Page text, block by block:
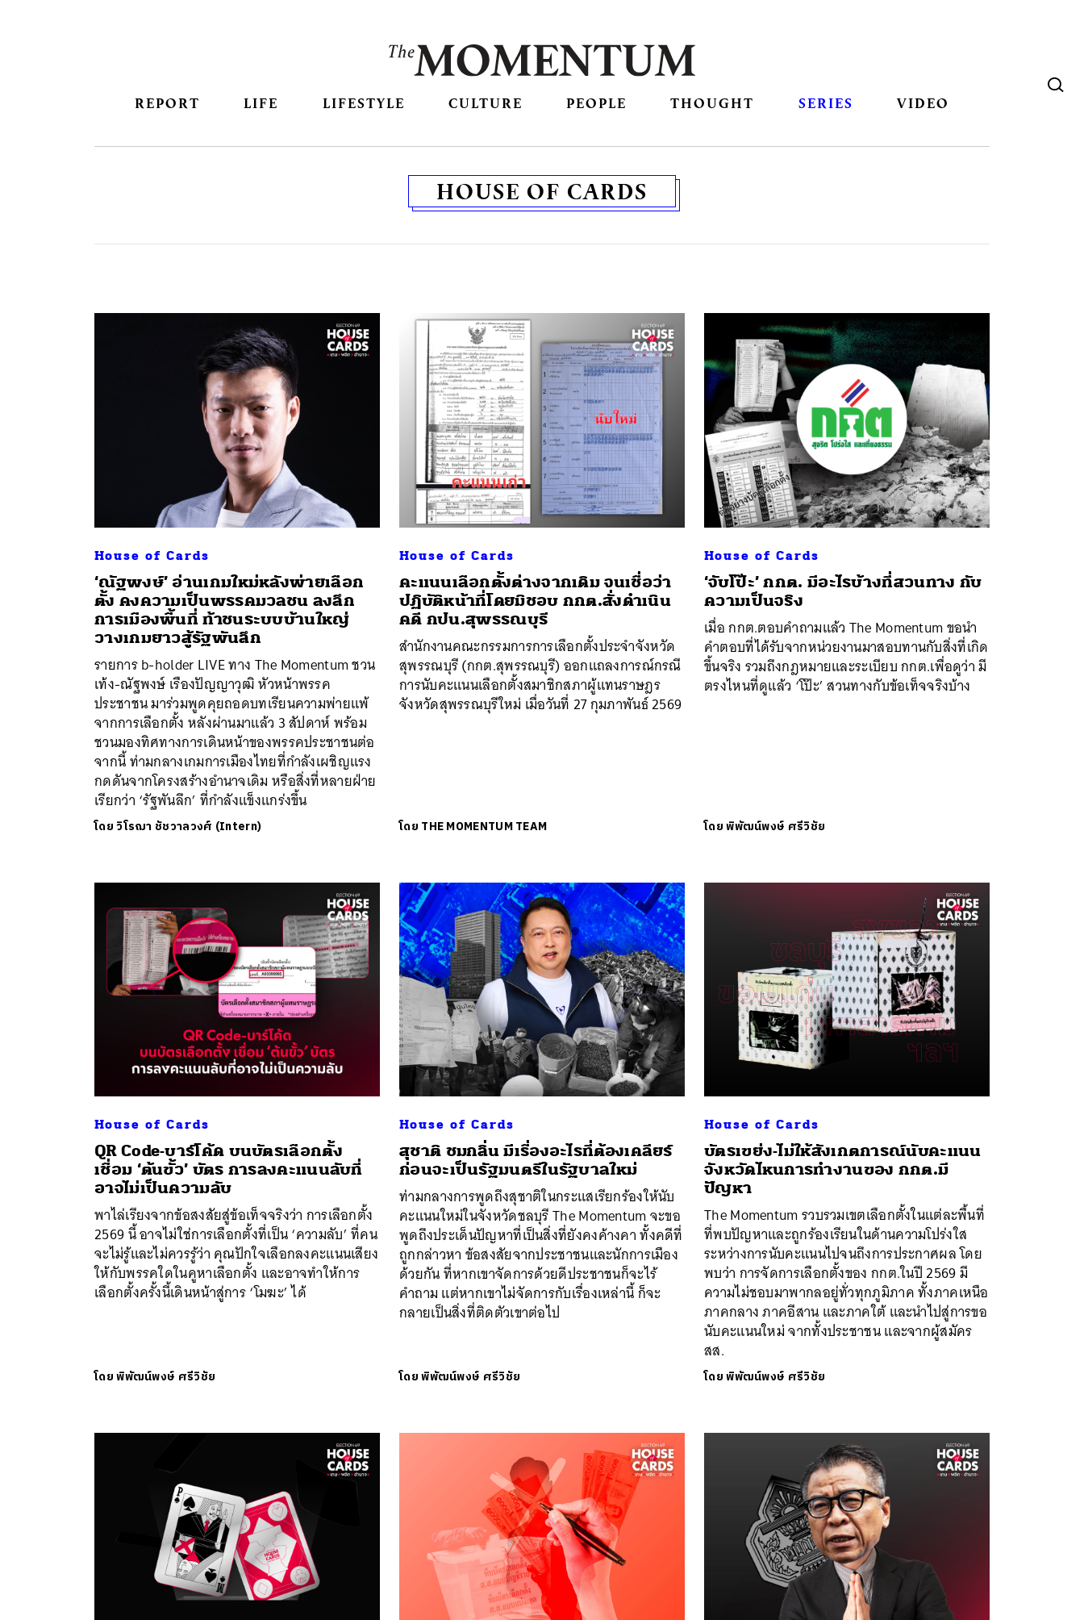
REPORT LIFE LIFESTYLE CULTURE PEOPLE THOUGHT SERIES VIDEO
HOUSE OF CARDS
House of Cards
‘ณัฐพงษ์’ อ่านเกมใหม่หลังพ่ายเลือก
ตั้ง คงความเป็นพรรคมวลชน ลงลึก
การเมืองพื้นที่ ท้าชนระบบบ้านใหญ่
วางเกมยาวสู้รัฐพันลึก
รายการ b-holder LIVE ทาง The Momentum ชวน
เท้ง-ณัฐพงษ์ เรืองปัญญาวุฒิ หัวหน้าพรรค
ประชาชน มาร่วมพูดคุยถอดบทเรียนความพ่ายแพ้
จากการเลือกตั้ง หลังผ่านมาแล้ว 3 สัปดาห์ พร้อม
ชวนมองทิศทางการเดินหน้าของพรรคประชาชนต่อ
จากนี้ ท่ามกลางเกมการเมืองไทยที่กำลังเผชิญแรง
กดดันจากโครงสร้างอำนาจเดิม หรือสิ่งที่หลายฝ่าย
เรียกว่า ‘รัฐพันลึก’ ที่กำลังแข็งแกร่งขึ้น
โดยวิโรฌา ชัชวาลวงศ์ (Intern)
House of Cards
คะแนนเลือกตั้งต่างจากเดิม จนเชื่อว่า
ปฏิบัติหน้าที่โดยมิชอบ กกต.สั่งดำเนิน
คดี กปน.สุพรรณบุรี
สำนักงานคณะกรรมการการเลือกตั้งประจำจังหวัด
สุพรรณบุรี (กกต.สุพรรณบุรี) ออกแถลงการณ์กรณี
การนับคะแนนเลือกตั้งสมาชิกสภาผู้แทนราษฎร
จังหวัดสุพรรณบุรีใหม่ เมื่อวันที่ 27 กุมภาพันธ์ 2569
โดย THE MOMENTUM TEAM
House of Cards
‘จับโป๊ะ’ กกต. มีอะไรบ้างที่สวนทาง กับ
ความเป็นจริง
เมื่อ กกต.ตอบคำถามแล้ว The Momentum ขอนำ
คำตอบที่ได้รับจากหน่วยงานมาสอบทานกับสิ่งที่เกิด
ขึ้นจริง รวมถึงกฎหมายและระเบียบ กกต.เพื่อดูว่า มี
ตรงไหนที่ดูแล้ว ‘โป๊ะ’ สวนทางกับข้อเท็จจริงบ้าง
โดยพิพัฒน์พงษ์ ศรีวิชัย
House of Cards
QR Code-บาร์โค้ด บนบัตรเลือกตั้ง
เชื่อม ‘ต้นขั้ว’ บัตร การลงคะแนนลับที่
อาจไม่เป็นความลับ
พาไล่เรียงจากข้อสงสัยสู่ข้อเท็จจริงว่า การเลือกตั้ง
2569 นี้ อาจไม่ใช่การเลือกตั้งที่เป็น ‘ความลับ’ ที่คน
จะไม่รู้และไม่ควรรู้ว่า คุณปักใจเลือกลงคะแนนเสียง
ให้กับพรรคใดในคูหาเลือกตั้ง และอาจทำให้การ
เลือกตั้งครั้งนี้เดินหน้าสู่การ ‘โมฆะ’ ได้
โดยพิพัฒน์พงษ์ ศรีวิชัย
House of Cards
สุชาติ ชมกลิ่น มีเรื่องอะไรที่ต้องเคลียร์
ก่อนจะเป็นรัฐมนตรีในรัฐบาลใหม่
ท่ามกลางการพูดถึงสุชาติในกระแสเรียกร้องให้นับ
คะแนนใหม่ในจังหวัดชลบุรี The Momentum จะขอ
พูดถึงประเด็นปัญหาที่เป็นสิ่งที่ยังคงค้างคา ทั้งคดีที่
ถูกกล่าวหา ข้อสงสัยจากประชาชนและนักการเมือง
ด้วยกัน ที่หากเขาจัดการด้วยดีประชาชนก็จะไร้
คำถาม แต่หากเขาไม่จัดการกับเรื่องเหล่านี้ ก็จะ
กลายเป็นสิ่งที่ติดตัวเขาต่อไป
โดยพิพัฒน์พงษ์ ศรีวิชัย
House of Cards
บัตรเขย่ง-ไม่ให้สังเกตการณ์นับคะแนน
จังหวัดไหนการทำงานของ กกต.มี
ปัญหา
The Momentum รวบรวมเขตเลือกตั้งในแต่ละพื้นที่
ที่พบปัญหาและถูกร้องเรียนในด้านความโปร่งใส
ระหว่างการนับคะแนนไปจนถึงการประกาศผล โดย
พบว่า การจัดการเลือกตั้งของ กกต.ในปี 2569 มี
ความไม่ชอบมาพากลอยู่ทั่วทุกภูมิภาค ทั้งภาคเหนือ
ภาคกลาง ภาคอีสาน และภาคใต้ และนำไปสู่การขอ
นับคะแนนใหม่ จากทั้งประชาชน และจากผู้สมัคร
สส.
โดยพิพัฒน์พงษ์ ศรีวิชัย